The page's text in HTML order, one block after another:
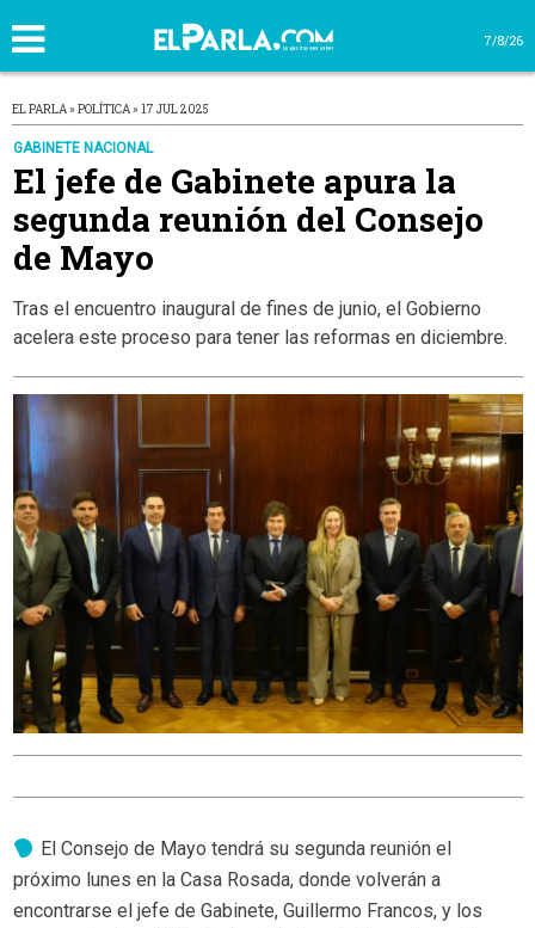
7/8/26
EL PARLA » POLÍTICA » 17 JUL 2025
GABINETE NACIONAL
El jefe de Gabinete apura la
segunda reunión del Consejo
de Mayo
Tras el encuentro inaugural de fines de junio, el Gobierno
acelera este proceso para tener las reformas en diciembre.
El Consejo de Mayo tendrá su segunda reunión el
próximo lunes en la Casa Rosada, donde volverán a
encontrarse el jefe de Gabinete, Guillermo Francos, y los